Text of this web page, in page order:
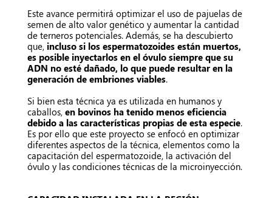
Este avance permitirá optimizar el uso de pajuelas de
semen de alto valor genético y aumentar la cantidad
de terneros potenciales. Además, se ha descubierto
que, incluso si los espermatozoides están muertos,
es posible inyectarlos en el óvulo siempre que su
ADN no esté dañado, lo que puede resultar en la
generación de embriones viables.
Si bien esta técnica ya es utilizada en humanos y
caballos, en bovinos ha tenido menos eficiencia
debido a las características propias de esta especie.
Es por ello que este proyecto se enfocó en optimizar
diferentes aspectos de la técnica, elementos como la
capacitación del espermatozoide, la activación del
óvulo y las condiciones técnicas de la microinyección.